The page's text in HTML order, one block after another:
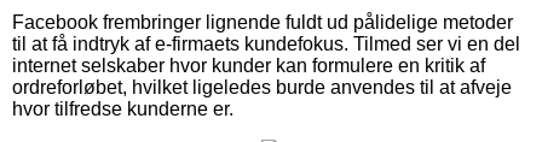
Facebook frembringer lignende fuldt ud pålidelige metoder
til at få indtryk af e-firmaets kundefokus. Tilmed ser vi en del
internet selskaber hvor kunder kan formulere en kritik af
ordreforløbet, hvilket ligeledes burde anvendes til at afveje
hvor tilfredse kunderne er.